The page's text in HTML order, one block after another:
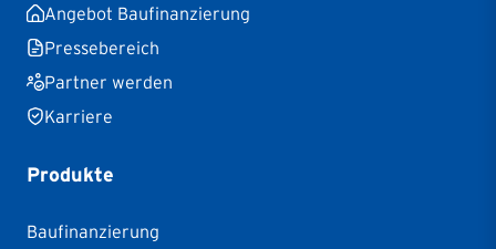
Angebot Baufinanzierung
Pressebereich
Partner werden
Karriere
Produkte
Baufinanzierung